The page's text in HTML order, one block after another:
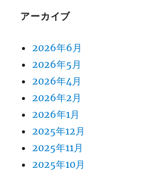
アーカイブ
2026年6月
2026年5月
2026年4月
2026年2月
2026年1月
2025年12月
2025年11月
2025年10月